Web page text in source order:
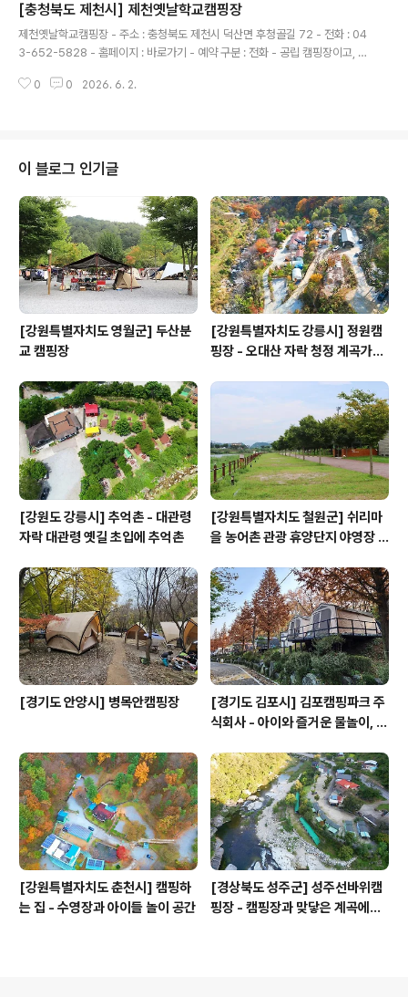
[충청북도 제천시] 제천옛날학교캠핑장
제천옛날학교캠핑장 - 주소 : 충청북도 제천시 덕산면 후청골길 72 - 전화 : 04
3-652-5828 - 홈페이지 : 바로가기 - 예약 구분 : 전화 - 공립 캠핑장이고, 직
별 - 부대시설 : 온수,물놀이장,운동시설 - 애완동물출입 : 불가능
0 0 2026. 6. 2.
이 블로그 인기글
[강원특별자치도 영월군] 두산분
교 캠핑장
[강원특별자치도 강릉시] 정원캠
핑장 - 오대산 자락 청정 계곡가에
[강원도 강릉시] 추억촌 - 대관령
자락 대관령 옛길 초입에 추억촌
[강원특별자치도 철원군] 쉬리마
을 농어촌 관광 휴양단지 야영장 -
[경기도 안양시] 병목안캠핑장
[경기도 김포시] 김포캠핑파크 주
식회사 - 아이와 즐거운 물놀이, 저
교 프리미엄 캠핑장
[강원특별자치도 춘천시] 캠핑하
는 집 - 수영장과 아이들 놀이 공간
[경상북도 성주군] 성주선바위캠
핑장 - 캠핑장과 맞닿은 계곡에서